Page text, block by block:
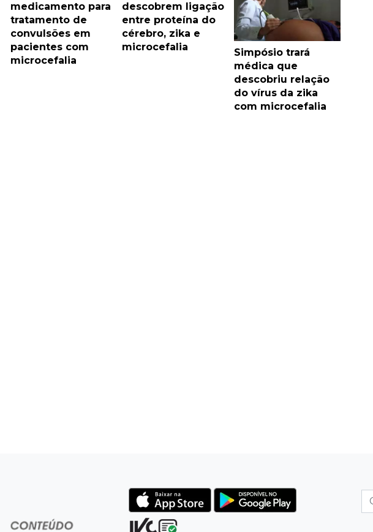
medicamento para
tratamento de
convulsões em
pacientes com
microcefalia
descobrem ligação
entre proteína do
cérebro, zika e
microcefalia
Simpósio trará
médica que
descobriu relação
do vírus da zika
com microcefalia